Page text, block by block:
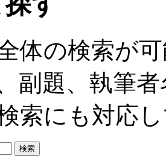
体の検索が
副題、執筆
索にも対応